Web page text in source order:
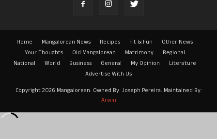
Home Mangalorean News Recipes Fit & Fun
Other News
Your Thoughts
Old Mangalorean Matrimony
Regional
National
World Business General My Opinion
Literature
Advertise With Us
Copyright 2026 Mangalorean. Owned By: Joseph Pereira. Maintained By:
Arwin